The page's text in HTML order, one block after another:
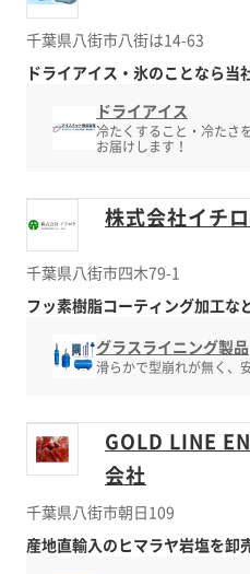
千葉県八街市八街は14-63
ドライアイス・氷のことなら当
ドライアイス
冷たくすること・冷たさ
お届けします！
株式会社イチ
千葉県八街市四木79-1
フッ素樹脂コーティング加工な
グラスライニング製品
滑らかで型崩れが無く、
GOLD LINE
会社
千葉県八街市朝日109
産地直輸入のヒマラヤ岩塩を卸